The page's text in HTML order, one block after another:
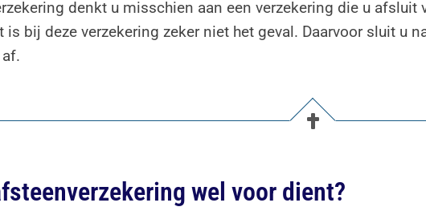
denkt u misschien aan een verzekering die u
is bij deze verzekering zeker niet het geval. Daarvoor sluit u
af.
wel voor dient?